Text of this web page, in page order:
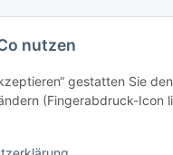
nutzen
gestatten Sie
(Fingerabdruck-Icon